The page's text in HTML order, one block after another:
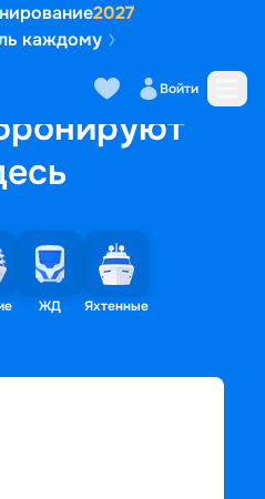
2027
каждому
Войти
ЖД Яхтенные